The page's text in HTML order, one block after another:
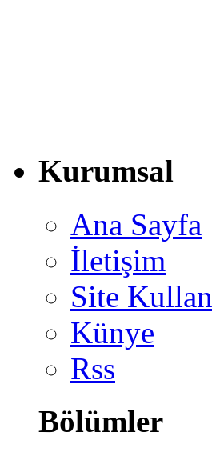
Kurumsal
Ana Sayfa
İletişim
Site
Künye
Rss
Bölümler